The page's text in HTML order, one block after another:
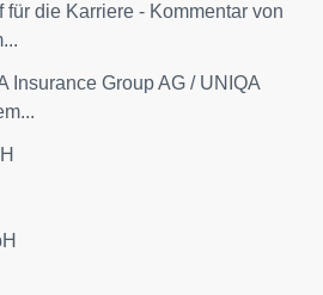
für die Karriere - Kommentar von
Insurance Group AG / UNIQA